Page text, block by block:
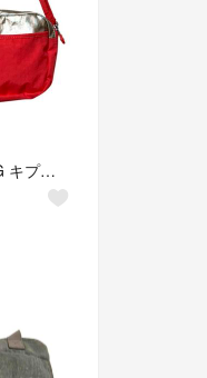
未使用 KIPLING キプリング モンキーチャーム付き ショルダーバッグ ピンク レディース 古着 中古 USED